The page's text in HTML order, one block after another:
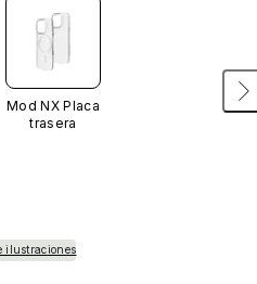
Mod NX Placa
trasera
ilustraciones